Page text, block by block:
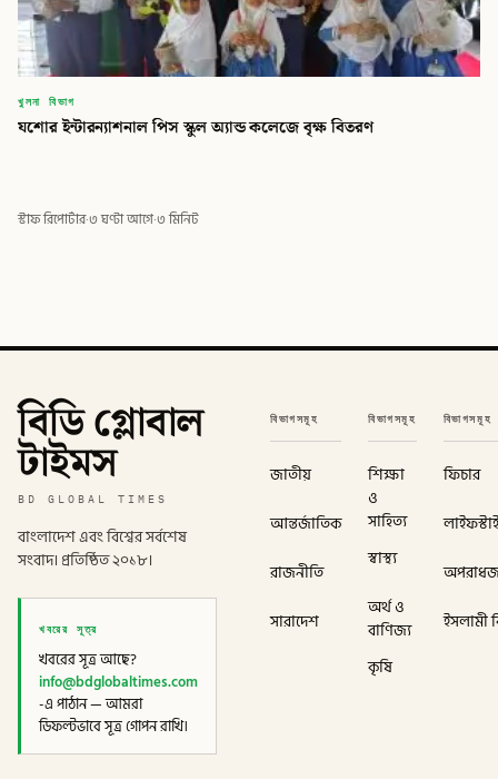
খুলনা বিভাগ
যশোর ইন্টারন্যাশনাল পিস স্কুল অ্যান্ড কলেজে বৃক্ষ বিতরণ
স্টাফ রিপোর্টার·৩ ঘণ্টা আগে·৩ মিনিট
বিডি গ্লোবাল
টাইমস
BD GLOBAL TIMES
বাংলাদেশ এবং বিশ্বের সর্বশেষ
সংবাদ। প্রতিষ্ঠিত ২০১৮।
খবরের সূত্র
খবরের সূত্র আছে?
info@bdglobaltimes.com
-এ পাঠান — আমরা
ডিফল্টভাবে সূত্র গোপন রাখি।
বিভাগসমূহ
জাতীয়
আন্তর্জাতিক
রাজনীতি
সারাদেশ
বিভাগসমূহ
শিক্ষা
ও
সাহিত্য
স্বাস্থ্য
অর্থ ও
বাণিজ্য
কৃষি
বিভাগসমূহ
ফিচার
ইসলামী